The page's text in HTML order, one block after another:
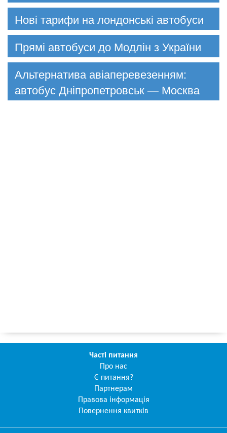
Нові тарифи на лондонські автобуси
Прямі автобуси до Модлін з України
Альтернатива авіаперевезенням:
автобус Дніпропетровськ — Москва
Часті питання
Про нас
Є питання?
Партнерам
Правова інформація
Повернення квитків